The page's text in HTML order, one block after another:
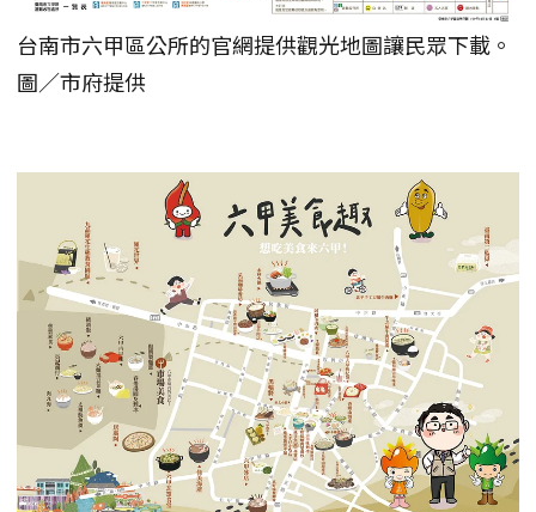
台南市六甲區公所的官網提供觀光地圖讓民眾下載。
圖／市府提供